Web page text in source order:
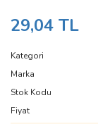
29,04 TL
Kategori
Marka
Stok Kodu
Fiyat